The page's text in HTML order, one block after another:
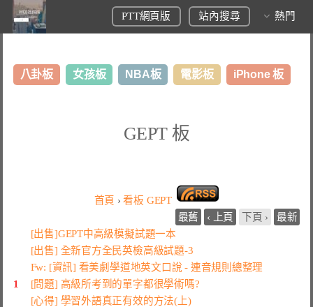
PTT網頁版 站內搜尋 熱門
八卦板 女孩板 NBA板 電影板 iPhone 板
GEPT 板
首頁 › 看板 GEPT
最舊
‹ 上頁 下頁 ›
最新
[出售]GEPT中高級模擬試題一本
[出售] 全新官方全民英檢高級試題-3
Fw: [資訊] 看美劇學道地英文口說 - 連音規則總整理
1
[問題] 高級所考到的單字都很學術嗎?
[心得] 學習外語真正有效的方法(上)